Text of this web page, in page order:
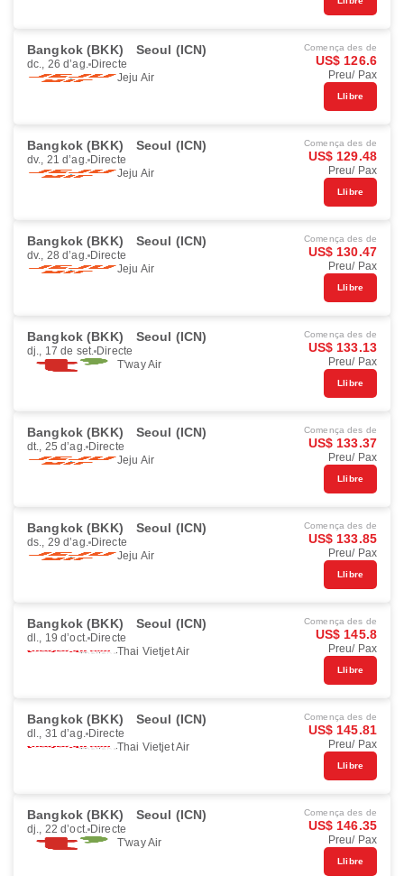
Bangkok (BKK) Seoul (ICN)
dc., 26 d’ag. Directe
Jeju Air
Comença des de
US$ 126.6
Preu/ Pax
Llibre
Bangkok (BKK) Seoul (ICN)
dv., 21 d’ag. Directe
Jeju Air
Comença des de
US$ 129.48
Preu/ Pax
Llibre
Bangkok (BKK) Seoul (ICN)
dv., 28 d’ag. Directe
Jeju Air
Comença des de
US$ 130.47
Preu/ Pax
Llibre
Bangkok (BKK) Seoul (ICN)
dj., 17 de set. Directe
T'way Air
Comença des de
US$ 133.13
Preu/ Pax
Llibre
Bangkok (BKK) Seoul (ICN)
dt., 25 d’ag. Directe
Jeju Air
Comença des de
US$ 133.37
Preu/ Pax
Llibre
Bangkok (BKK) Seoul (ICN)
ds., 29 d’ag. Directe
Jeju Air
Comença des de
US$ 133.85
Preu/ Pax
Llibre
Bangkok (BKK) Seoul (ICN)
dl., 19 d’oct. Directe
Thai Vietjet Air
Comença des de
US$ 145.8
Preu/ Pax
Llibre
Bangkok (BKK) Seoul (ICN)
dl., 31 d’ag. Directe
Thai Vietjet Air
Comença des de
US$ 145.81
Preu/ Pax
Llibre
Bangkok (BKK) Seoul (ICN)
dj., 22 d’oct. Directe
T'way Air
Comença des de
US$ 146.35
Preu/ Pax
Llibre